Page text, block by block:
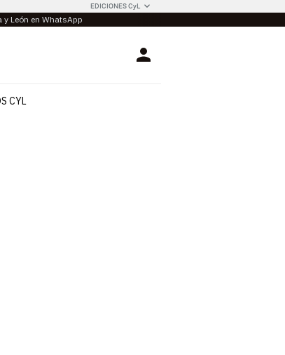
EDICIONES CyL
y León en WhatsApp
Login
CYL